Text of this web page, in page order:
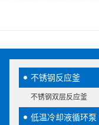
不锈钢反应釜
不锈钢双层反应釜
低温冷却液循环泵